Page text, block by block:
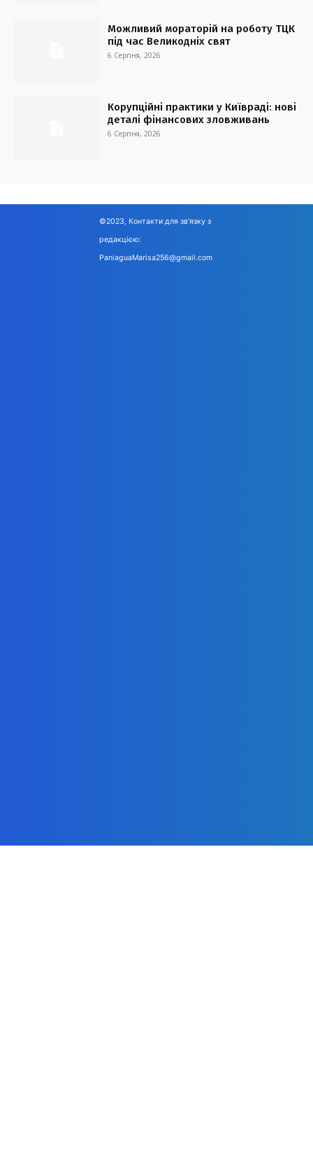
Можливий мораторій на роботу ТЦК
під час Великодніх свят
6 Серпня, 2026
Корупційні практики у Київраді: нові
деталі фінансових зловживань
6 Серпня, 2026
©2023, Контакти для зв'язку з
редакцією:
PaniaguaMarisa256@gmail.com